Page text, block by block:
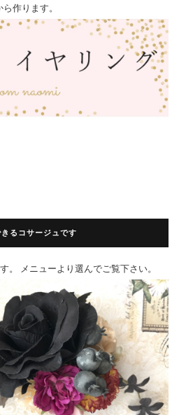
作ります。
るコサージュです
。 メニューより選んでご覧下さい。